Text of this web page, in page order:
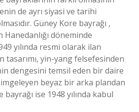
de ayrı siyasi ve tarihi
Güney Kore bayrağı ,
Hanedanlığı döneminde
yılında resmi olarak ilan
tasarımı, yin-yang felsefesinden
dengesini temsil eden bir daire
beyaz bir arka plandan
ise 1948 yılında kabul